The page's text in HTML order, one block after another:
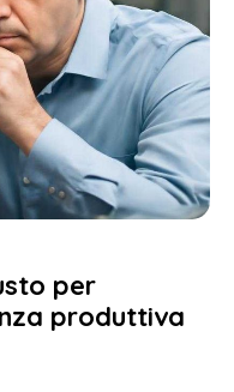
per
produttiva